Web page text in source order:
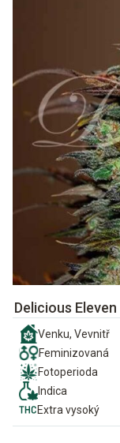
Delicious
Venku, Vevnitř
Feminizovaná
Fotoperioda
Indica
Extra vysoký